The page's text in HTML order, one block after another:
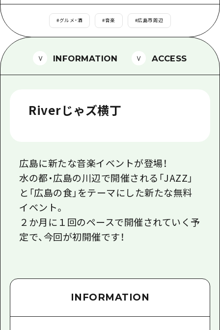
自然
日帰り
半日
2泊3日
HIROSHIMA FREE Wi-Fi
観光案内所
広島県を訪れる外国人旅行者向け情報一
ボランティアガイド
ガイドブック
よくあるご質問
メディア掲載情報
フォトダウンロード
関連リンク
#グルメ・酒 #音楽 #広島市周辺
INFORMATION ACCESS
Riverじゃズ横丁
広島に新たな音楽イベントが登場！
水の都・広島の川辺で開催される「JAZZ」
と「広島の食」をテーマにした新たな無料
イベント。
２か月に１回のペースで開催されていく予
定で、今回が初開催です！
INFORMATION